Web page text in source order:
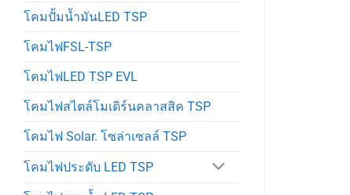
โคมปั้มน้ำมันLED TSP
โคมไฟFSL-TSP
โคมไฟLED TSP EVL
โคมไฟสไตล์โมเดิร์นคลาสสิค TSP
โคมไฟ Solar. โซล่าเซลล์ TSP
โคมไฟประดับ LED TSP